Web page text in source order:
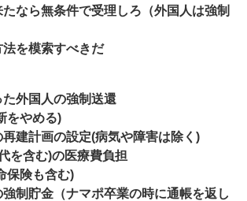
なら無条件で受理しろ（外国人は強制
を模索すべきだ
た外国人の強制送還
をやめる)
再建計画の設定(病気や障害は除く)
を含む)の医療費負担
保険も含む)
強制貯金（ナマポ卒業の時に通帳を返し